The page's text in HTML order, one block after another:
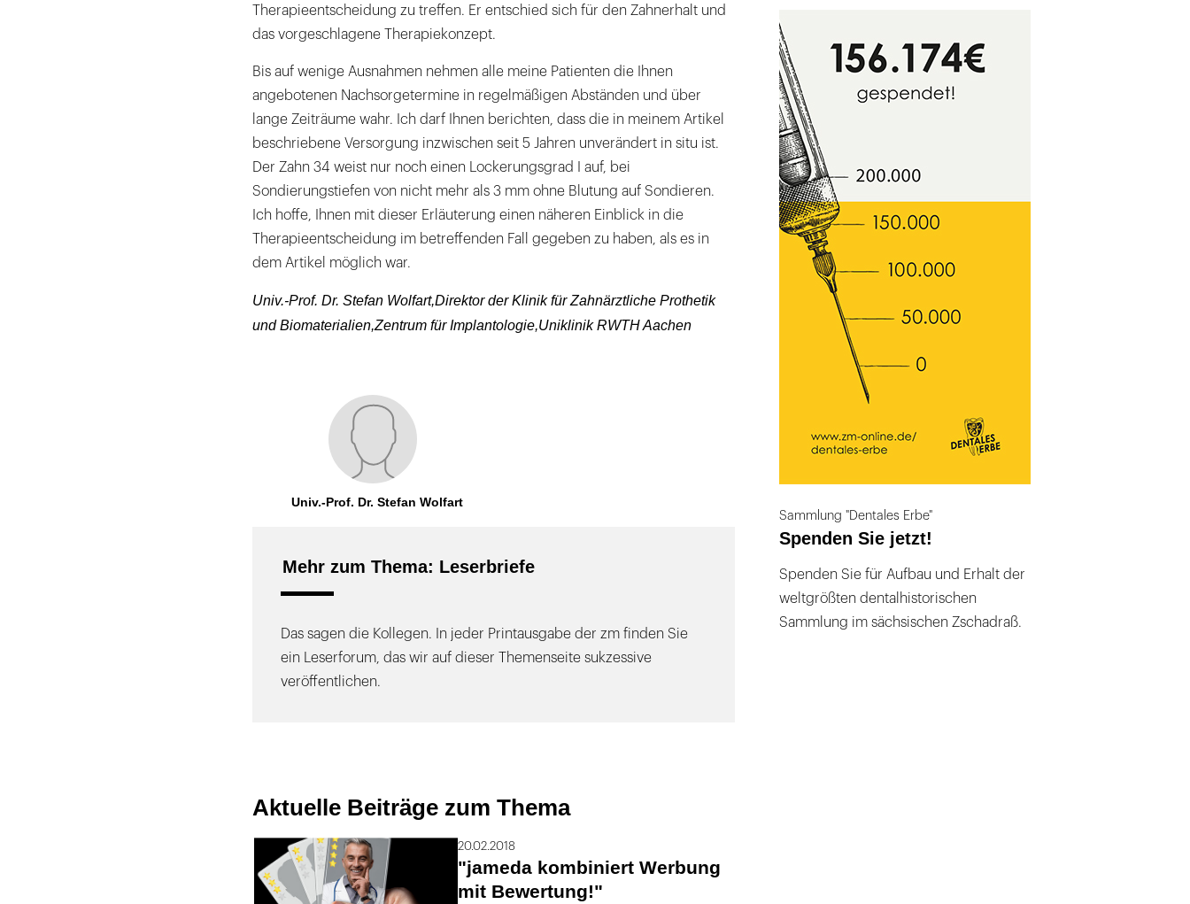
Therapieentscheidung zu treffen. Er entschied sich für den Zahnerhalt und
das vorgeschlagene Therapiekonzept.
Bis auf wenige Ausnahmen nehmen alle meine Patienten die Ihnen
angebotenen Nachsorgetermine in regelmäßigen Abständen und über
lange Zeiträume wahr. Ich darf Ihnen berichten, dass die in meinem Artikel
beschriebene Versorgung inzwischen seit 5 Jahren unverändert in situ ist.
Der Zahn 34 weist nur noch einen Lockerungsgrad I auf, bei
Sondierungstiefen von nicht mehr als 3 mm ohne Blutung auf Sondieren.
Ich hoffe, Ihnen mit dieser Erläuterung einen näheren Einblick in die
Therapieentscheidung im betreffenden Fall gegeben zu haben, als es in
dem Artikel möglich war.
Univ.-Prof. Dr. Stefan Wolfart,Direktor der Klinik für Zahnärztliche Prothetik
und Biomaterialien,Zentrum für Implantologie,Uniklinik RWTH Aachen
Univ.-Prof. Dr. Stefan Wolfart
Mehr zum Thema: Leserbriefe
Das sagen die Kollegen. In jeder Printausgabe der zm finden Sie
ein Leserforum, das wir auf dieser Themenseite sukzessive
veröffentlichen.
Aktuelle Beiträge zum Thema
20.02.2018
"jameda kombiniert Werbung
mit Bewertung!"
Sammlung "Dentales Erbe"
Spenden Sie jetzt!
Spenden Sie für Aufbau und Erhalt der
weltgrößten dentalhistorischen
Sammlung im sächsischen Zschadraß.